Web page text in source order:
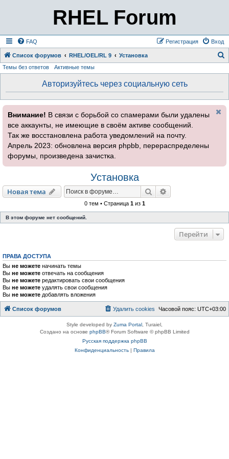
RHEL Forum
FAQ Вход
Регистрация
Список форумов RHEL/OEL/RL 9 Установка
Темы без ответов Активные темы
Авторизуйтесь через социальную сеть
Внимание! В связи с борьбой со спамерами были удалены
все аккаунты, не имеющие в своём активе сообщений.
Так же восстановлена работа уведомлений на почту.
Апрель 2023: обновлена версия phpbb, перераспределены
форумы, произведена зачистка.
Установка
Новая тема Поиск
0 тем • Страница 1из 1
В этом форуме нет сообщений.
Перейти
ПРАВА ДОСТУПА
Вы не можете начинать темы
Вы не можете отвечать на сообщения
Вы не можете редактировать свои сообщения
Вы не можете удалять свои сообщения
Вы не можете добавлять вложения
Список форумов Часовой пояс: UTC+03:00
Удалить cookies
Style developed by Zuma Portal , Turaiel,
Создано на основе phpBB® Forum Software © phpBB Limited
Русская поддержка phpBB
Конфиденциальность| Правила